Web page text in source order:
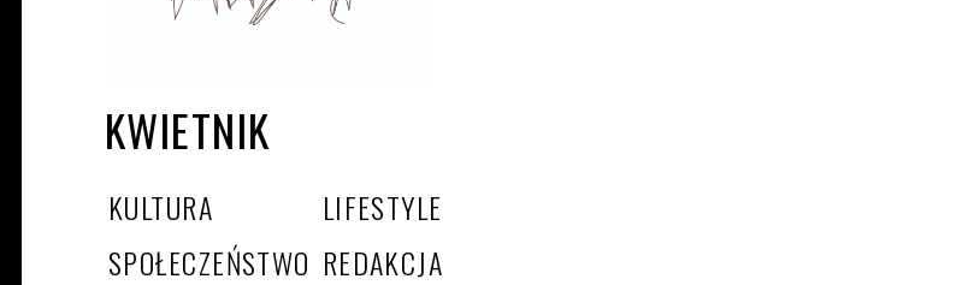
KWIETNIK
KULTURA
LIFESTYLE
SPOŁECZEŃSTWO REDAKCJA